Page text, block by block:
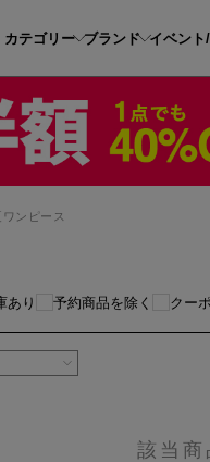
カテゴリー ブランド イベント
ワンピース
あり 予約商品を除く クー
該当商